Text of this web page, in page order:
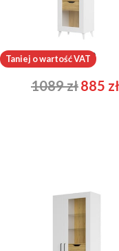
Barris 10
1089zł885 zł
Taniej o wartość VAT